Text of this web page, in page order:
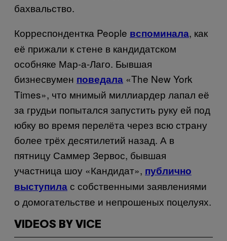
бахвальство.
Корреспондентка People вспоминала, как
её прижали к стене в кандидатском
особняке Мар-а-Лаго. Бывшая
бизнесвумен поведала «The New York
Times», что мнимый миллиардер лапал её
за грудьи попытался запустить руку ей под
юбку во время перелёта через всю страну
более трёх десятилетий назад. А в
пятницу Саммер Зервос, бывшая
участница шоу «Кандидат», публично
выступила с собственными заявлениями
о домогательстве и непрошеных поцелуях.
VIDEOS BY VICE